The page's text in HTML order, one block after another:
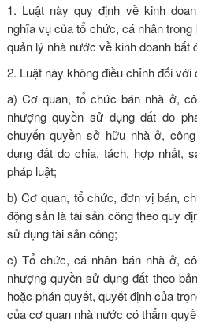
1. Luật này quy định về kinh
nghĩa vụ của tổ chức, cá nhân
quản lý nhà nước về kinh doanh bất
2. Luật này không điều chỉnh đối
a) Cơ quan, tổ chức bán nhà ở,
nhượng quyền sử dụng đất do
chuyển quyền sở hữu nhà ở,
dụng đất do chia, tách, hợp nhất,
pháp luật;
b) Cơ quan, tổ chức, đơn vị bán,
động sản là tài sản công theo quy
sử dụng tài sản công;
c) Tổ chức, cá nhân bán nhà ở,
nhượng quyền sử dụng đất theo
hoặc phán quyết, quyết định của
của cơ quan nhà nước có thẩm